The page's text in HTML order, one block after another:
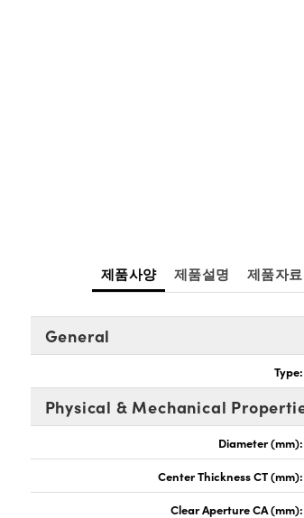
제품사양 제품설명 제품자료
General
Type:
Physical & Mechanical
Diameter (mm):
Center Thickness CT (mm):
Clear Aperture CA (mm):